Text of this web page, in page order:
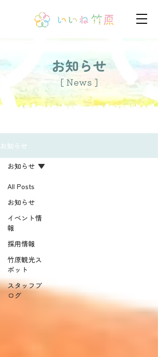
お知らせ
[ News ]
お知らせ
All Posts
お知らせ
イベント情
報
採用情報
竹原観光ス
ポット
スタッフブ
ログ
お知らせ